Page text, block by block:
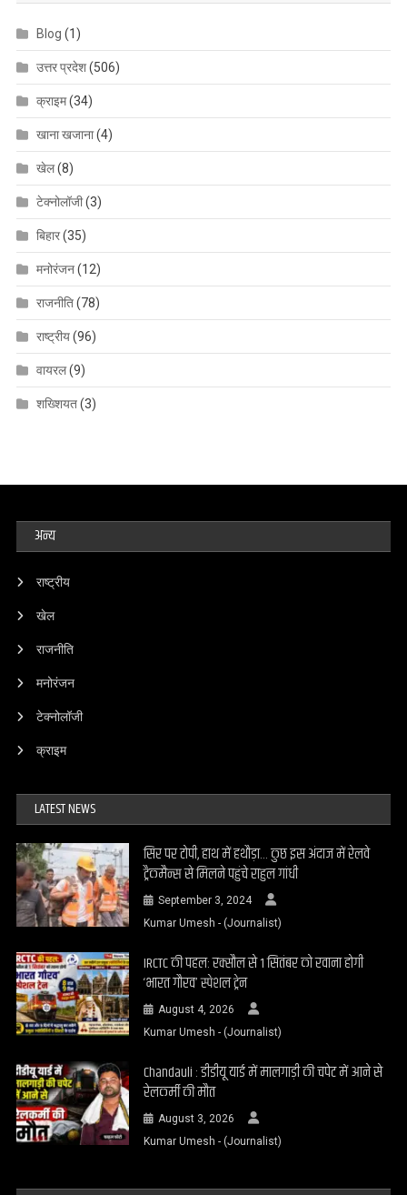
Blog (1)
उत्तर प्रदेश(506)
क्राइम(34)
खाना खजाना(4)
खेल(8)
टेक्नोलॉजी(3)
बिहार(35)
मनोरंजन(12)
राजनीति(78)
राष्ट्रीय(96)
वायरल(9)
शख्शियत(3)
अन्य
राष्ट्रीय
खेल
राजनीति
मनोरंजन
टेक्नोलॉजी
क्राइम
LATEST NEWS
सिर पर टोपी, हाथ में हथौड़ा… कुछ इस अंदाज में रेलवे
ट्रैकमैन्स से मिलने पहुंचे राहुल गांधी
September 3, 2024
Kumar Umesh - (Journalist)
IRCTC की पहल: रक्सौल से 1 सितंबर को रवाना होगी
‘भारत गौरव’ स्पेशल ट्रेन
August 4, 2026
Kumar Umesh - (Journalist)
Chandauli : डीडीयू यार्ड में मालगाड़ी की चपेट में आने से
रेलकर्मी की मौत
August 3, 2026
Kumar Umesh - (Journalist)